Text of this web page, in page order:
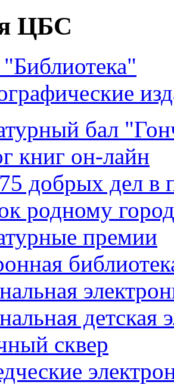
ЦБС
"Библиотека"
бал
книг он-лайн
добрых дел в
родному
премии
детская
сквер